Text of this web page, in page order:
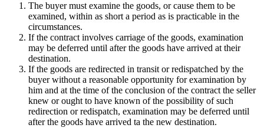
The buyer must examine the goods, or cause them to be
examined, within as short a period as is practicable in the
circumstances.
If the contract involves carriage of the goods, examination
may be deferred until after the goods have arrived at their
destination.
If the goods are redirected in transit or redispatched by the
buyer without a reasonable opportunity for examination by
him and at the time of the conclusion of the contract the seller
knew or ought to have known of the possibility of such
redirection or redispatch, examination may be deferred until
after the goods have arrived ta the new destination.